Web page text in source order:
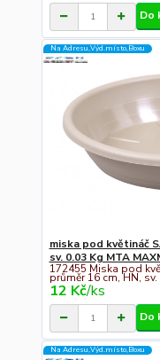
Do
Na Adresu,Výd.místo,Boxu
miska pod květináč
sv. 0.03 Kg MTA
172455 Miska pod
průměr 16 cm, HN, sv.
12 Kč/ks
Do
Na Adresu,Výd.místo,Boxu